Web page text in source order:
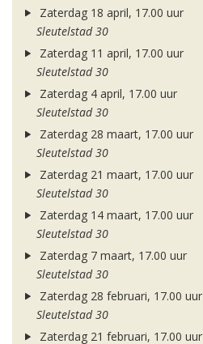
Zaterdag 18 april, 17.00 uur
Sleutelstad 30
Zaterdag 11 april, 17.00 uur
Sleutelstad 30
Zaterdag 4 april, 17.00 uur
Sleutelstad 30
Zaterdag 28 maart, 17.00 uur
Sleutelstad 30
Zaterdag 21 maart, 17.00 uur
Sleutelstad 30
Zaterdag 14 maart, 17.00 uur
Sleutelstad 30
Zaterdag 7 maart, 17.00 uur
Sleutelstad 30
Zaterdag 28 februari, 17.00 uur
Sleutelstad 30
Zaterdag 21 februari, 17.00 uur